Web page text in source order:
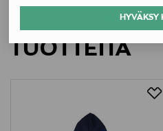
HYVÄKSY
Valmistajan osoite
Pakkalankuja 6, FI-01510
LISÄÄ
TUOTTEITA